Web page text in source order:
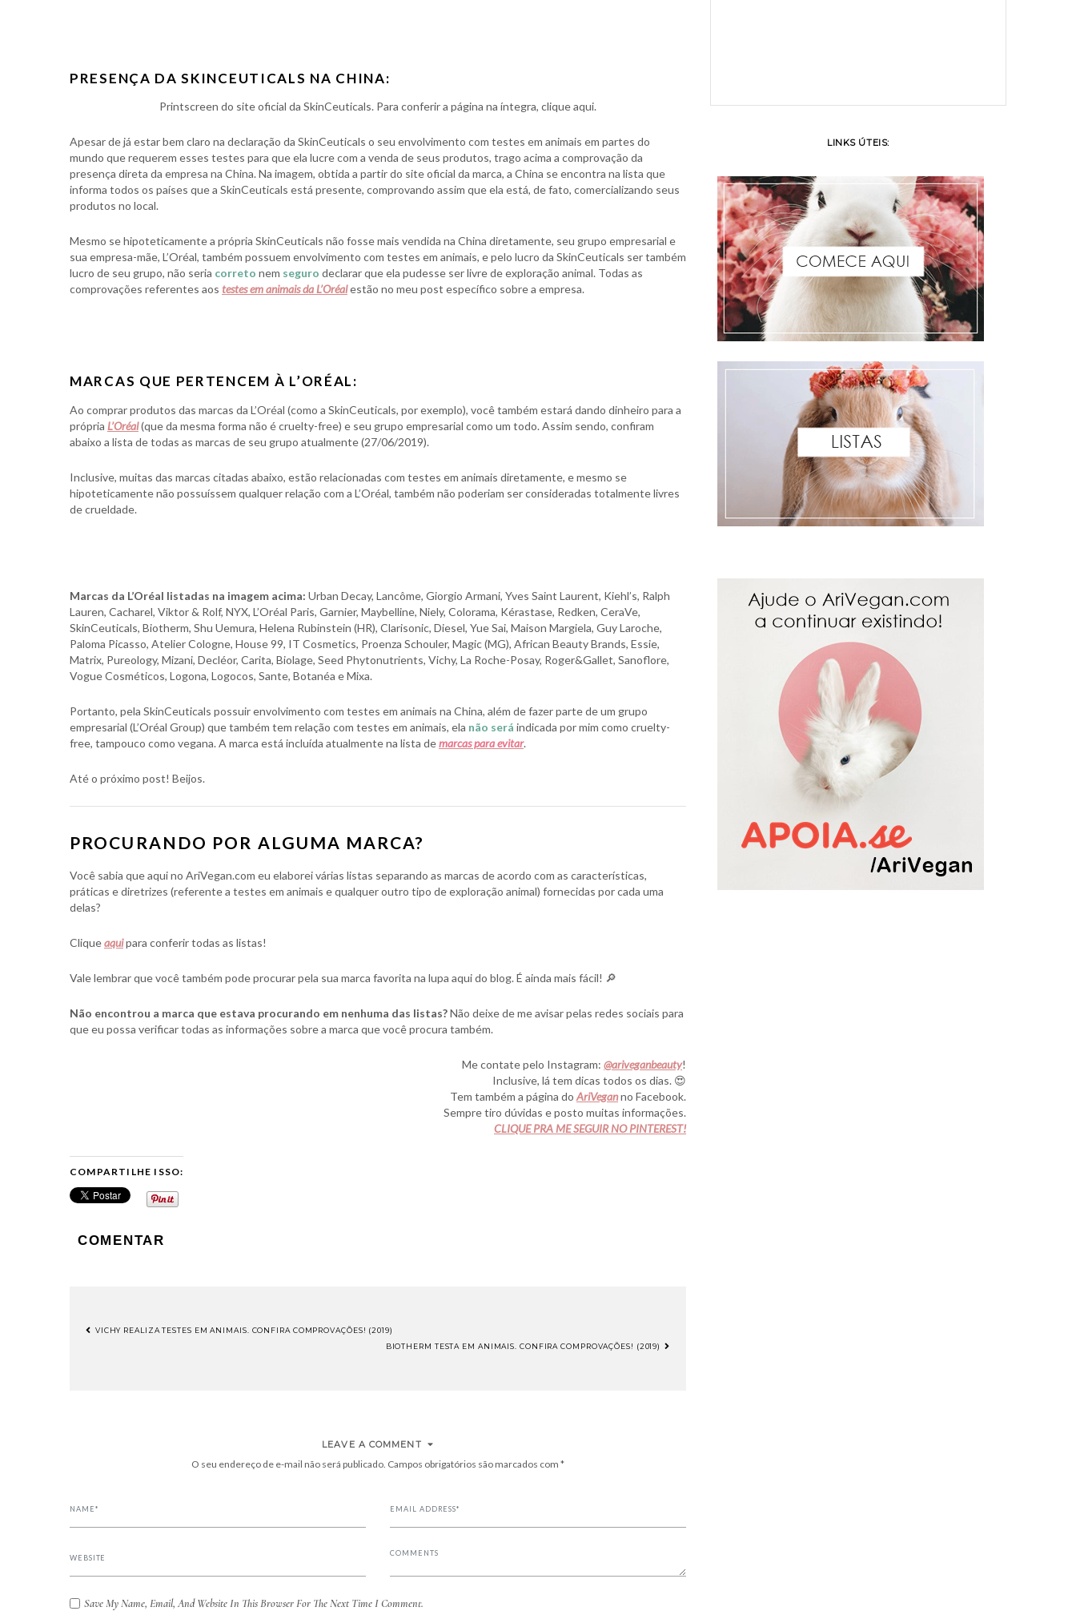
PRESENÇA DA SKINCEUTICALS NA CHINA:
Printscreen do site oficial da SkinCeuticals. Para conferir a página na íntegra, clique aqui.
Apesar de já estar bem claro na declaração da SkinCeuticals o seu envolvimento com testes em animais em partes do
mundo que requerem esses testes para que ela lucre com a venda de seus produtos, trago acima a comprovação da
presença direta da empresa na China. Na imagem, obtida a partir do site oficial da marca, a China se encontra na lista que
informa todos os países que a SkinCeuticals está presente, comprovando assim que ela está, de fato, comercializando seus
produtos no local.
Mesmo se hipoteticamente a própria SkinCeuticals não fosse mais vendida na China diretamente, seu grupo empresarial e
sua empresa-mãe, L’Oréal, também possuem envolvimento com testes em animais, e pelo lucro da SkinCeuticals ser também
lucro de seu grupo, não seria correto nem seguro declarar que ela pudesse ser livre de exploração animal. Todas as
comprovações referentes aos testes em animais da L’Oréalestão no meu post específico sobre a empresa.
MARCAS QUE PERTENCEM À L’ORÉAL:
Ao comprar produtos das marcas da L’Oréal (como a SkinCeuticals, por exemplo), você também estará dando dinheiro para a
própria L’Oréal(que da mesma forma não é cruelty-free) e seu grupo empresarial como um todo. Assim sendo, confiram
abaixo a lista de todas as marcas de seu grupo atualmente (27/06/2019).
Inclusive, muitas das marcas citadas abaixo, estão relacionadas com testes em animais diretamente, e mesmo se
hipoteticamente não possuíssem qualquer relação com a L’Oréal, também não poderiam ser consideradas totalmente livres
de crueldade.
Marcas da L’Oréal listadas na imagem acima: Urban Decay, Lancôme, Giorgio Armani, Yves Saint Laurent, Kiehl’s, Ralph
Lauren, Cacharel, Viktor & Rolf, NYX, L’Oréal Paris, Garnier, Maybelline, Niely, Colorama, Kérastase, Redken, CeraVe,
SkinCeuticals, Biotherm, Shu Uemura, Helena Rubinstein (HR), Clarisonic, Diesel, Yue Sai, Maison Margiela, Guy Laroche,
Paloma Picasso, Atelier Cologne, House 99, IT Cosmetics, Proenza Schouler, Magic (MG), African Beauty Brands, Essie,
Matrix, Pureology, Mizani, Decléor, Carita, Biolage, Seed Phytonutrients, Vichy, La Roche-Posay, Roger&Gallet, Sanoflore,
Vogue Cosméticos, Logona, Logocos, Sante, Botanéa e Mixa.
Portanto, pela SkinCeuticals possuir envolvimento com testes em animais na China, além de fazer parte de um grupo
empresarial (L’Oréal Group) que também tem relação com testes em animais, ela não será indicada por mim como cruelty-
free, tampouco como vegana. A marca está incluída atualmente na lista demarcas para evitar.
Até o próximo post! Beijos.
PROCURANDO POR ALGUMA MARCA?
Você sabia que aqui no AriVegan.com eu elaborei várias listas separando as marcas de acordo com as características,
práticas e diretrizes (referente a testes em animais e qualquer outro tipo de exploração animal) fornecidas por cada uma
delas?
Cliqueaquipara conferir todas as listas!
Vale lembrar que você também pode procurar pela sua marca favorita na lupa aqui do blog. É ainda mais fácil! 🔎
Não encontrou a marca que estava procurando em nenhuma das listas?Não deixe de me avisar pelas redes sociais para
que eu possa verificar todas as informações sobre a marca que você procura também.
Me contate pelo Instagram: @ariveganbeauty!
Inclusive, lá tem dicas todos os dias. 😍
Tem também a página do AriVeganno Facebook.
Sempre tiro dúvidas e posto muitas informações.
CLIQUE PRA ME SEGUIR NO PINTEREST!
COMPARTILHE ISSO:
COMENTAR
VICHY REALIZA TESTES EM ANIMAIS. CONFIRA COMPROVAÇÕES! (2019)
BIOTHERM TESTA EM ANIMAIS. CONFIRA COMPROVAÇÕES! (2019)
LINKS ÚTEIS:
LEAVE A COMMENT
O seu endereço de e-mail não será publicado. Campos obrigatórios são marcados com *
Save My Name, Email, And Website In This Browser For The Next Time I Comment.